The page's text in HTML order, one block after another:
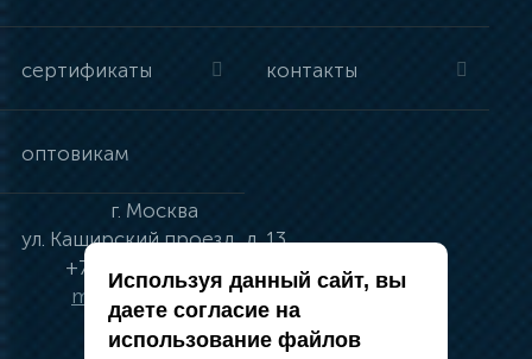
сертификаты контакты
оптовикам
г. Москва
ул. Каширский проезд, д. 13
+7 (495) 134-41-83
moskva@vincci.ru
Используя данный сайт, вы
даете согласие на
использование файлов